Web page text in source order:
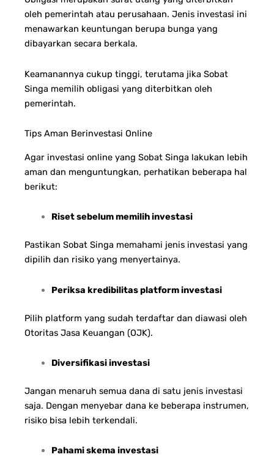
oleh pemerintah atau perusahaan. Jenis investasi ini
menawarkan keuntungan berupa bunga yang
dibayarkan secara berkala.
Keamanannya cukup tinggi, terutama jika Sobat
Singa memilih obligasi yang diterbitkan oleh
pemerintah.
Tips Aman Berinvestasi Online
Agar investasi online yang Sobat Singa lakukan lebih
aman dan menguntungkan, perhatikan beberapa hal
berikut:
Riset sebelum memilih investasi
Pastikan Sobat Singa memahami jenis investasi yang
dipilih dan risiko yang menyertainya.
Periksa kredibilitas platform investasi
Pilih platform yang sudah terdaftar dan diawasi oleh
Otoritas Jasa Keuangan (OJK).
Diversifikasi investasi
Jangan menaruh semua dana di satu jenis investasi
saja. Dengan menyebar dana ke beberapa instrumen,
risiko bisa lebih terkendali.
Pahami skema investasi